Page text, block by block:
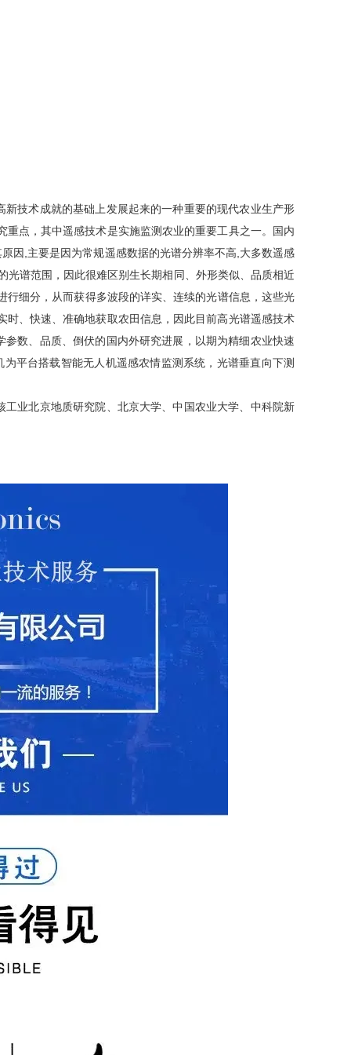
技术成就的基础上发展起来的一种重要的现代农业生产形
点，其中遥感技术是实施监测农业的重要工具之一。国内
因,主要是因为常规遥感数据的光谱分辨率不高,大多数遥感
谱范围，因此很难区别生长期相同、外形类似、品质相近
细分，从而获得多波段的详实、连续的光谱信息，这些光
、快速、准确地获取农田信息，因此目前高光谱遥感技术
数、品质、倒伏的国内外研究进展，以期为精细农业快速
平台搭载智能无人机遥感农情监测系统，光谱垂直向下测
业北京地质研究院、北京大学、中国农业大学、中科院新